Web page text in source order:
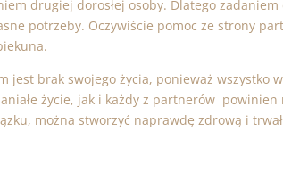
drugiej dorosłej osoby. Dlatego
potrzeby. Oczywiście pomoc ze strony
brak swojego życia, ponieważ wszystko
życie, jak i każdy z partnerów
można stworzyć naprawdę zdrową i